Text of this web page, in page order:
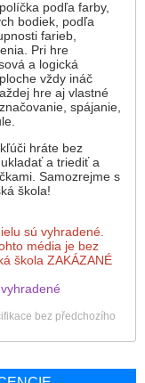
podľa farby,
bodiek, podľa
farieb,
Pri hre
a logická
vždy ináč
hre aj vlastné
spájanie,
hráte bez
a triediť a
Samozrejme s
škola!
sú vyhradené.
média je bez
škola ZAKÁZANÉ
bez předchozího